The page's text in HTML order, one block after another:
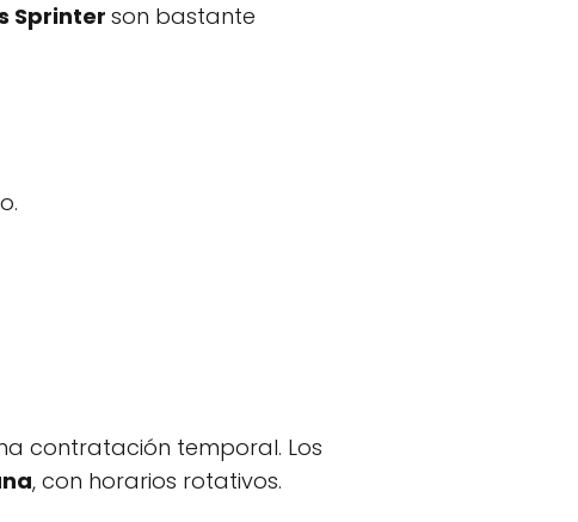
Sprinterson bastante
contratación temporal. Los
, con horarios rotativos.